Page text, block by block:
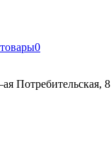
0
Потребительская, 8